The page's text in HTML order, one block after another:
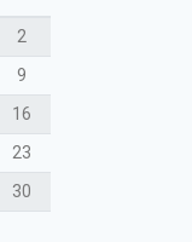
2
9
16
23
30